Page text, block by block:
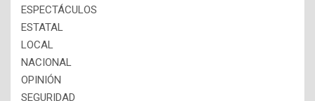
ESPECTÁCULOS
ESTATAL
LOCAL
NACIONAL
OPINIÓN
SEGURIDAD